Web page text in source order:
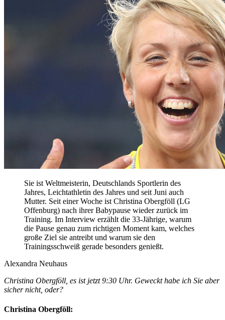
Sie ist Weltmeisterin, Deutschlands Sportlerin des
Jahres, Leichtathletin des Jahres und seit Juni auch
Mutter. Seit einer Woche ist Christina Obergföll (LG
Offenburg) nach ihrer Babypause wieder zurück im
Training. Im Interview erzählt die 33-Jährige, warum
die Pause genau zum richtigen Moment kam, welches
große Ziel sie antreibt und warum sie den
Trainingsschweiß gerade besonders genießt.
Alexandra Neuhaus
Christina Obergföll, es ist jetzt 9:30 Uhr. Geweckt habe ich Sie aber
sicher nicht, oder?
Christina Obergföll: